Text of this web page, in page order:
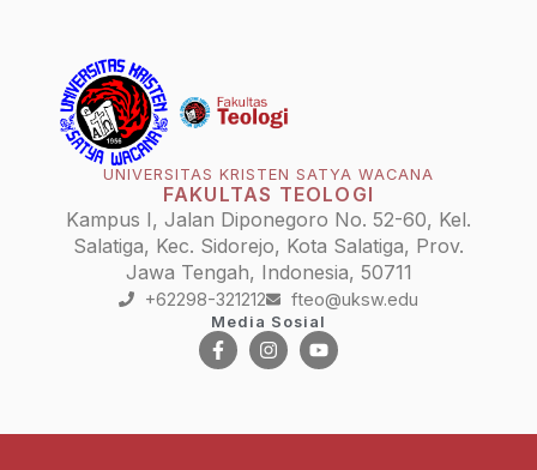
UNIVERSITAS KRISTEN SATYA WACANA
FAKULTAS TEOLOGI
Kampus I, Jalan Diponegoro No. 52-60, Kel.
Salatiga, Kec. Sidorejo, Kota Salatiga, Prov.
Jawa Tengah, Indonesia, 50711
+62298-321212 fteo@uksw.edu
Media Sosial